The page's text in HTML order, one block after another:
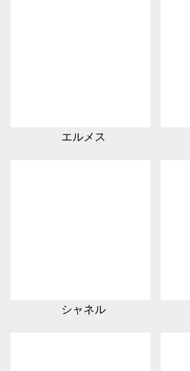
エルメス
シャネル